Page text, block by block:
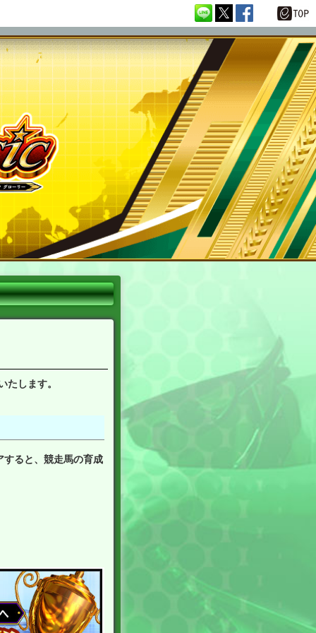
します。
すると、競走馬の育成